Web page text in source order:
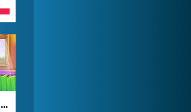
Kitty Ballerina Care And Dressup